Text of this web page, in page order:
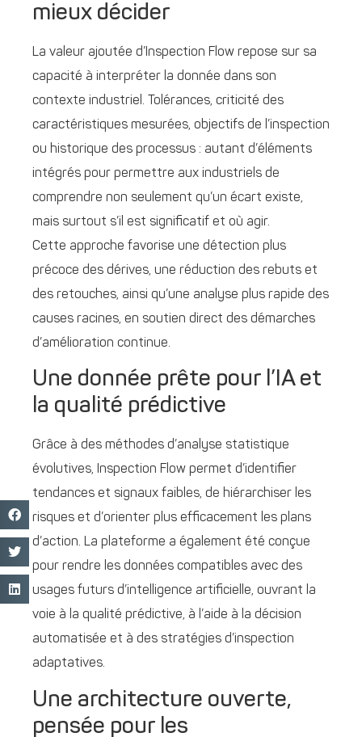
mieux décider
La valeur ajoutée d’Inspection Flow repose sur sa
capacité à interpréter la donnée dans son
contexte industriel. Tolérances, criticité des
caractéristiques mesurées, objectifs de l’inspection
ou historique des processus : autant d’éléments
intégrés pour permettre aux industriels de
comprendre non seulement qu’un écart existe,
mais surtout s’il est significatif et où agir.
Cette approche favorise une détection plus
précoce des dérives, une réduction des rebuts et
des retouches, ainsi qu’une analyse plus rapide des
causes racines, en soutien direct des démarches
d’amélioration continue.
Une donnée prête pour l’IA et
la qualité prédictive
Grâce à des méthodes d’analyse statistique
évolutives, Inspection Flow permet d’identifier
tendances et signaux faibles, de hiérarchiser les
risques et d’orienter plus efficacement les plans
d’action. La plateforme a également été conçue
pour rendre les données compatibles avec des
usages futurs d’intelligence artificielle, ouvrant la
voie à la qualité prédictive, à l’aide à la décision
automatisée et à des stratégies d’inspection
adaptatives.
Une architecture ouverte,
pensée pour les